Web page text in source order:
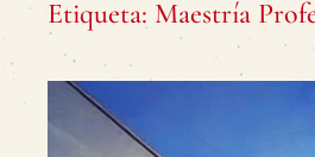
Etiqueta: Maestría